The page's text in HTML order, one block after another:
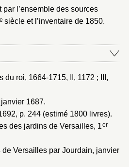
l’ensemble des sources
e siècle et l’inventaire de 1850.
du roi, 1664-1715, II, 1172 ; III,
1687.
, p. 244 (estimé 1800 livres).
des jardins de Versailles, 1er
Versailles par Jourdain, janvier
où ajouter la